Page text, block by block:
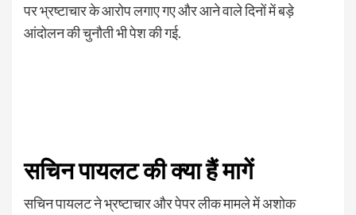
पर भ्रष्टाचार के आरोप लगाए गए और आने वाले दिनों में बड़े
आंदोलन की चुनौती भी पेश की गई.
सचिन पायलट की क्या हैं मागें
सचिन पायलट ने भ्रष्टाचार और पेपर लीक मामले में अशोक